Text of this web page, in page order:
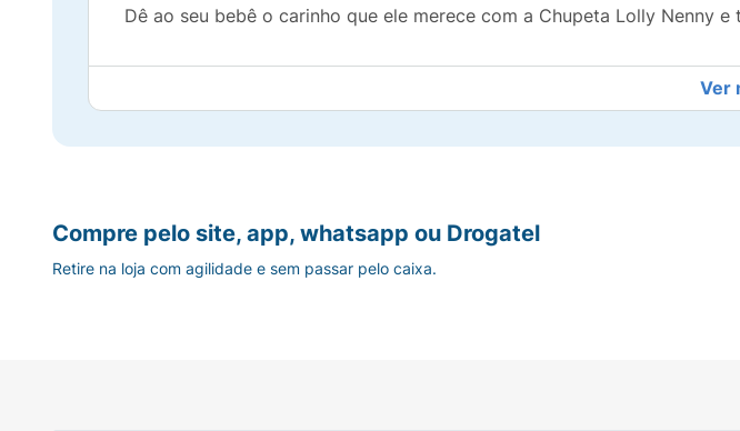
Dê ao seu bebê o carinho que ele merece com a Chupeta Lolly Nenny
Ver
Compre pelo site, app, whatsapp ou Drogatel
Retire na loja com agilidade e sem passar pelo caixa.